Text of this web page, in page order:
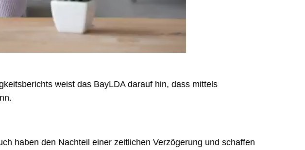
weist das BayLDA darauf hin, dass mittels
haben den Nachteil einer zeitlichen Verzögerung und schaffen